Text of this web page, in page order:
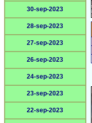
30-sep-2023
28-sep-2023
27-sep-2023
26-sep-2023
24-sep-2023
23-sep-2023
22-sep-2023